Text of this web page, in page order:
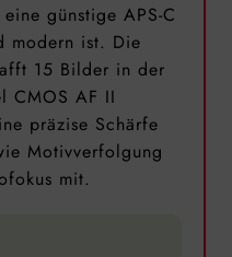
günstige APS-C
modern ist. Die
15 Bilder in der
CMOS AF II
präzise Schärfe
Motivverfolgung
mit.